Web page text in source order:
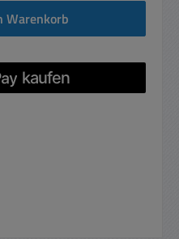
die Schaltflächen um die
Warenkorb